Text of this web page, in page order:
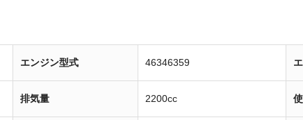
エンジン型式 46346359
排気量 2200cc